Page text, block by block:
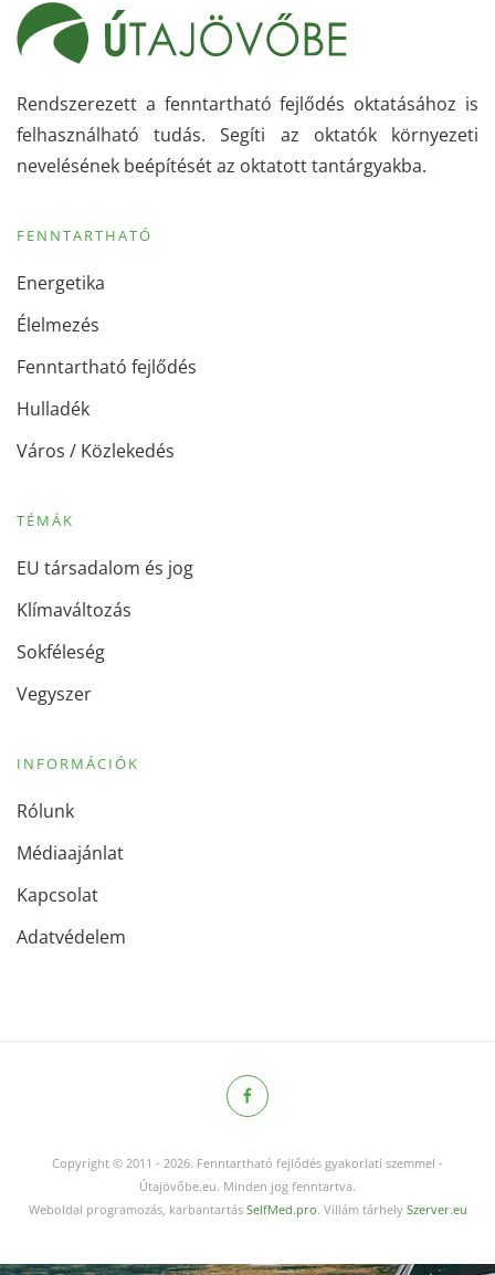
Rendszerezett a fenntartható fejlődés oktatásához is
felhasználható tudás. Segíti az oktatók környezeti
nevelésének beépítését az oktatott tantárgyakba.
FENNTARTHATÓ
Energetika
Élelmezés
Fenntartható fejlődés
Hulladék
Város / Közlekedés
TÉMÁK
EU társadalom és jog
Klímaváltozás
Sokféleség
Vegyszer
INFORMÁCIÓK
Rólunk
Médiaajánlat
Kapcsolat
Adatvédelem
Copyright © 2011 - 2026. Fenntartható fejlődés gyakorlati szemmel -
Útajövőbe.eu. Minden jog fenntartva.
Weboldal programozás, karbantartás SelfMed.pro. Villám tárhely Szerver.eu